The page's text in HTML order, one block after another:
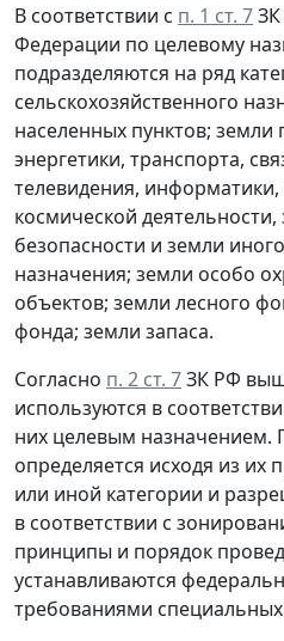
В соответствии с п. 1 ст. 7
Федерации по целевому
подразделяются на ряд
сельскохозяйственного
населенных пунктов;
энергетики, транспорта,
телевидения,
космической
безопасности и земли
назначения; земли особо
объектов; земли лесного
фонда; земли запаса.
Согласно п. 2 ст. 7ЗК РФ
используются в
них целевым
определяется исходя из их
или иной категории и
в соответствии с
принципы и порядок
устанавливаются
требованиями